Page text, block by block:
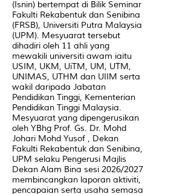
(Isnin) bertempat di Bilik Seminar
Fakulti Rekabentuk dan Senibina
(FRSB), Universiti Putra Malaysia
(UPM). Mesyuarat tersebut
dihadiri oleh 11 ahli yang
mewakili universiti awam iaitu
USIM, UKM, UiTM, UM, UTM,
UNIMAS, UTHM dan UIIM serta
wakil daripada Jabatan
Pendidikan Tinggi, Kementerian
Pendidikan Tinggi Malaysia.
Mesyuarat yang dipengerusikan
oleh YBhg Prof. Gs. Dr. Mohd
Johari Mohd Yusof , Dekan
Fakulti Rekabentuk dan Senibina,
UPM selaku Pengerusi Majlis
Dekan Alam Bina sesi 2026/2027
membincangkan laporan aktiviti,
pencapaian serta usaha semasa